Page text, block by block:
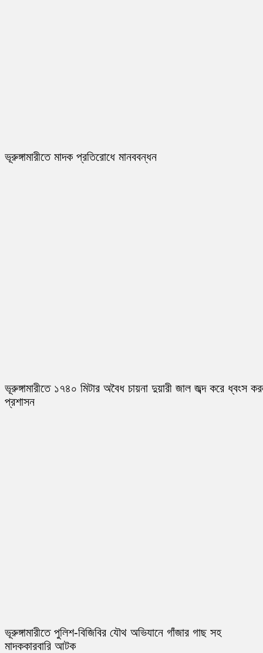
ভূরুঙ্গামারীতে মাদক প্রতিরোধে মানববন্ধন
ভূরুঙ্গামারীতে ১৭৪০ মিটার অবৈধ চায়না দুয়ারী জাল জব্দ করে ধ্বংস
প্রশাসন
ভূরুঙ্গামারীতে পুলিশ-বিজিবির যৌথ অভিযানে গাঁজার গাছ সহ
মাদককারবারি আটক